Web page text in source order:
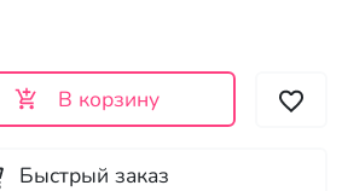
В корзину
Быстрый заказ